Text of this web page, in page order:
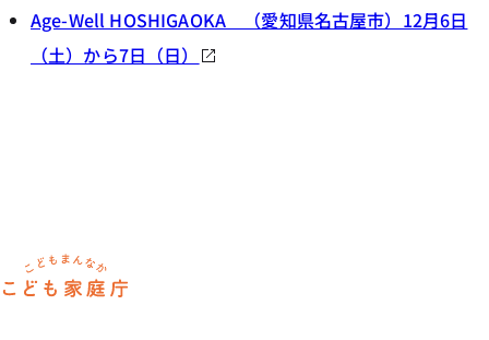
Age-Well HOSHIGAOKA （愛知県名古屋市）12月6日
（土）から7日（日）